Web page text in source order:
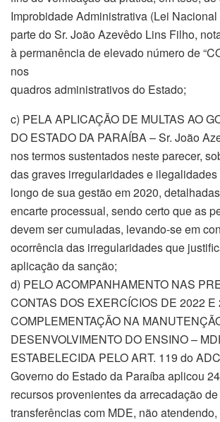
Improbidade Administrativa (Lei Nacional
parte do Sr. João Azevêdo Lins Filho,
à permanência de elevado número de
nos
quadros administrativos do Estado;
c) PELA APLICAÇÃO DE MULTAS AO
DO ESTADO DA PARAÍBA – Sr. João
nos termos sustentados neste parecer,
das graves irregularidades e
longo de sua gestão em 2020,
encarte processual, sendo certo que as
devem ser cumuladas, levando-se em
ocorrência das irregularidades que
aplicação da sanção;
d) PELO ACOMPANHAMENTO NAS
CONTAS DOS EXERCÍCIOS DE 2022 E
COMPLEMENTAÇÃO NA
DESENVOLVIMENTO DO ENSINO –
ESTABELECIDA PELO ART. 119 do
Governo do Estado da Paraíba aplicou
recursos provenientes da arrecadação
transferências com MDE, não